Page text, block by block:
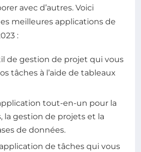
avec d’autres. Voici
meilleures applications de
:
de gestion de projet qui vous
tâches à l’aide de tableaux
tout-en-un pour la
la gestion de projets et la
de données.
de tâches qui vous